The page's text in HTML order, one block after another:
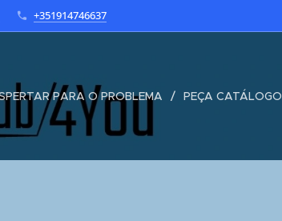
+351914746637
PARA O PROBLEMA PEÇA CATÁLOGO